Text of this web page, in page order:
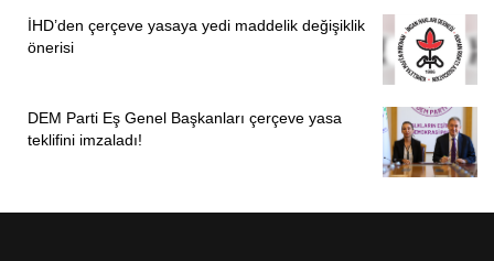
İHD’den çerçeve yasaya yedi maddelik değişiklik
önerisi
DEM Parti Eş Genel Başkanları çerçeve yasa
teklifini imzaladı!